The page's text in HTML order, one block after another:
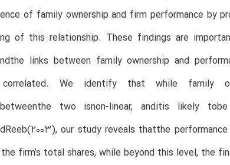
of family ownership and firm performance by
of this relationship. These findings are
links between family ownership and
We identify that while family
two isnon-linear, anditis likely
our study reveals thatthe
firm’s total shares, while beyond this level, the